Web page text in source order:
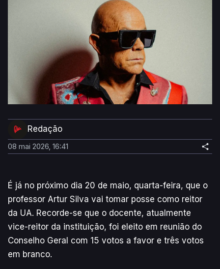
Redação
08 mai 2026, 16:41
É já no próximo dia 20 de maio, quarta-feira, que o
professor Artur Silva vai tomar posse como reitor
da UA. Recorde-se que o docente, atualmente
vice-reitor da instituição, foi eleito em reunião do
Conselho Geral com 15 votos a favor e três votos
em branco.